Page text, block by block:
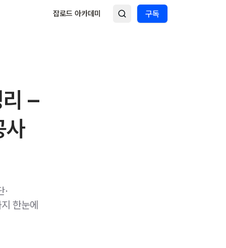
잡로드 아카데미 구독
–
사
한눈에